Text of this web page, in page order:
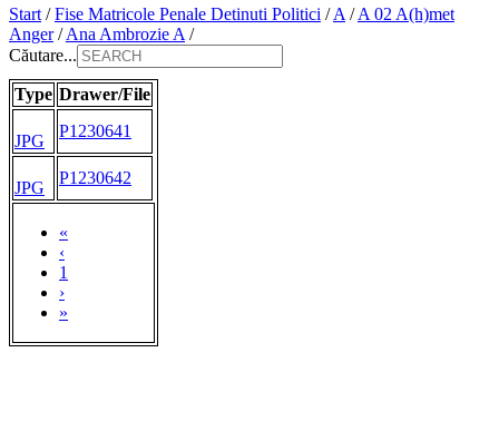
Start /Fise Matricole Penale Detinuti Politici /A /A 02 A(h)met
Anger/Ana Ambrozie A /
Căutare...
Type Drawer/File
«
‹
1
›
»
JPG
P1230641
JPG
P1230642